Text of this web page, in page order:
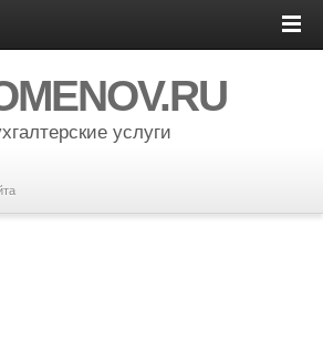
услуги